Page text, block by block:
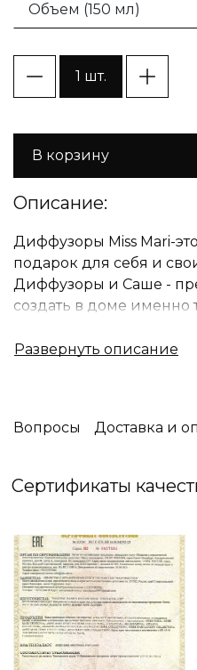
Объем (150 мл)
1 шт.
В корзину
Описание:
Диффузоры Miss Mari-
подарок для себя и
Диффузоры и Саше -
создать в доме именно
наслаждаться
запахов: фруктовых или
свежих, пряных или
который будет
уютным домом.
Побалуйте себя и
вместе с Miss Mari❤️
Вопросы Доставка и
Сертификаты